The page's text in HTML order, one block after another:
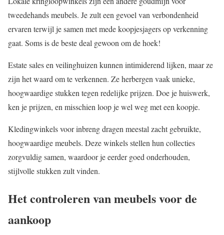
tweedehands meubels. Je zult een gevoel van verbondenheid
ervaren terwijl je samen met mede koopjesjagers op verkenning
gaat. Soms is de beste deal gewoon om de hoek!
Estate sales en veilinghuizen kunnen intimiderend lijken, maar ze
zijn het waard om te verkennen. Ze herbergen vaak unieke,
hoogwaardige stukken tegen redelijke prijzen. Doe je huiswerk,
ken je prijzen, en misschien loop je wel weg met een koopje.
Kledingwinkels voor inbreng dragen meestal zacht gebruikte,
hoogwaardige meubels. Deze winkels stellen hun collecties
zorgvuldig samen, waardoor je eerder goed onderhouden,
stijlvolle stukken zult vinden.
Het controleren van meubels voor de
aankoop